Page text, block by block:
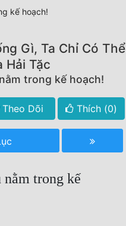
kế hoạch!
Gì, Ta Chỉ Có Thể
Hải Tặc
trong kế hoạch!
Dõi Thích (0)
nằm trong kế